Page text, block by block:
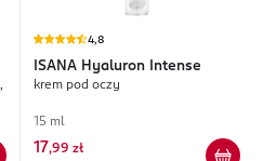
4,8
ISANA Hyaluron Intense
krem pod oczy
15 ml
17,99 zł